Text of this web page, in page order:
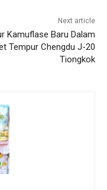
Next article
Kamuflase Baru Dalam
Tempur Chengdu J-20
Tiongkok